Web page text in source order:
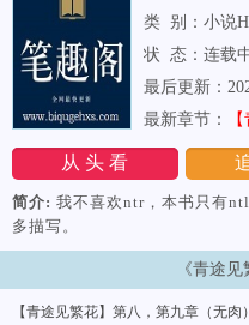
类 别：小说
状 态：连载
从 头 看
最后更新：
最新章节：
简介: 我不喜欢ntr，本书只有
多描写。
《青途
【青途见繁花】第八，第九章（无肉）